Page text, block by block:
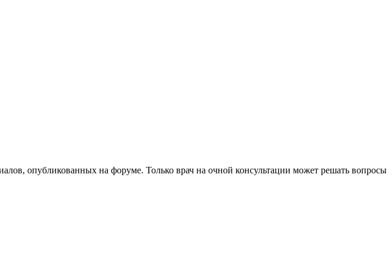
опубликованных на форуме. Только врач на очной консультации может решать вопросы